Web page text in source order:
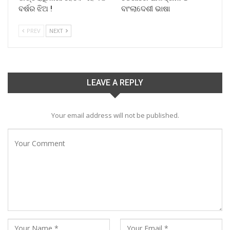
ବର୍ଷର ଝିଅ !
ବାଂଲାଦେଶୀ ଭାଷା
PREV NEXT
LEAVE A REPLY
Your email address will not be published.